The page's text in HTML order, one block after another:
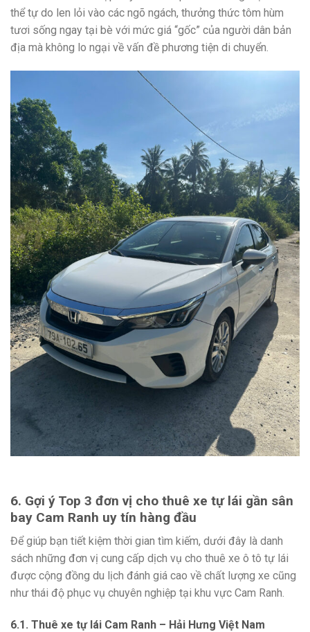
thể tự do len lỏi vào các ngõ ngách, thưởng thức tôm hùm
tươi sống ngay tại bè với mức giá “gốc” của người dân bản
địa mà không lo ngại về vấn đề phương tiện di chuyển.
6. Gợi ý Top 3 đơn vị cho thuê xe tự lái gần sân
bay Cam Ranh uy tín hàng đầu
Để giúp bạn tiết kiệm thời gian tìm kiếm, dưới đây là danh
sách những đơn vị cung cấp dịch vụ cho thuê xe ô tô tự lái
được cộng đồng du lịch đánh giá cao về chất lượng xe cũng
như thái độ phục vụ chuyên nghiệp tại khu vực Cam Ranh.
6.1. Thuê xe tự lái Cam Ranh – Hải Hưng Việt Nam